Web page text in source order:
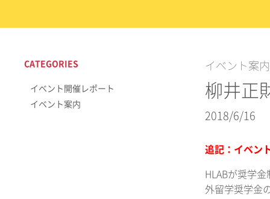
イベント案内
柳井正
2018/6/16
追記：イベン
HLABが奨学
外留学奨学金
CATEGORIES
イベント開催レポート
イベント案内